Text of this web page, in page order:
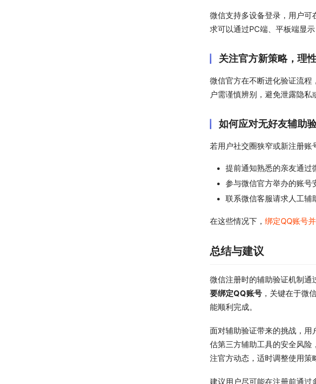
微信支持多设备登录，用户
求可以通过PC端、平板端显
关注官方新策略，理
微信官方在不断进化验证流程
户需谨慎辨别，避免泄露隐私
如何应对无好友辅助
若用户社交圈狭窄或新注册账
提前通知熟悉的亲友通过
参与微信官方举办的账号
联系微信客服请求人工辅
在这些情况下， 绑定QQ账号
总结与建议
微信注册时的辅助验证机制通
要绑定QQ账号 ，关键在于微
能顺利完成。
面对辅助验证带来的挑战，
估第三方辅助工具的安全风险
注官方动态，适时调整使用策
建议用户尽可能在注册前通过